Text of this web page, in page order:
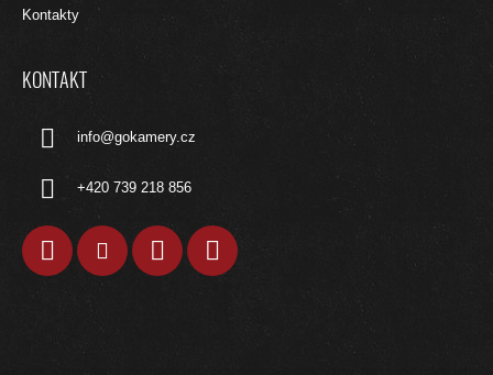
Kontakty
KONTAKT
info@gokamery.cz
+420 739 218 856